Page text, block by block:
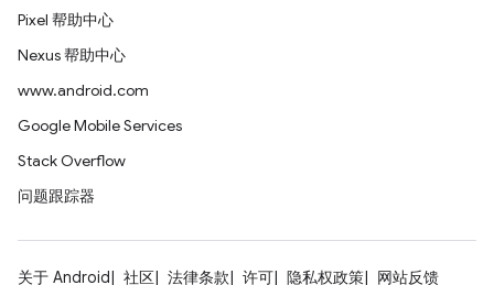
Pixel 帮助中心
Nexus 帮助中心
www.android.com
Google Mobile Services
Stack Overflow
问题跟踪器
关于 Android 社区 法律条款 许可 隐私权政策 网站反馈